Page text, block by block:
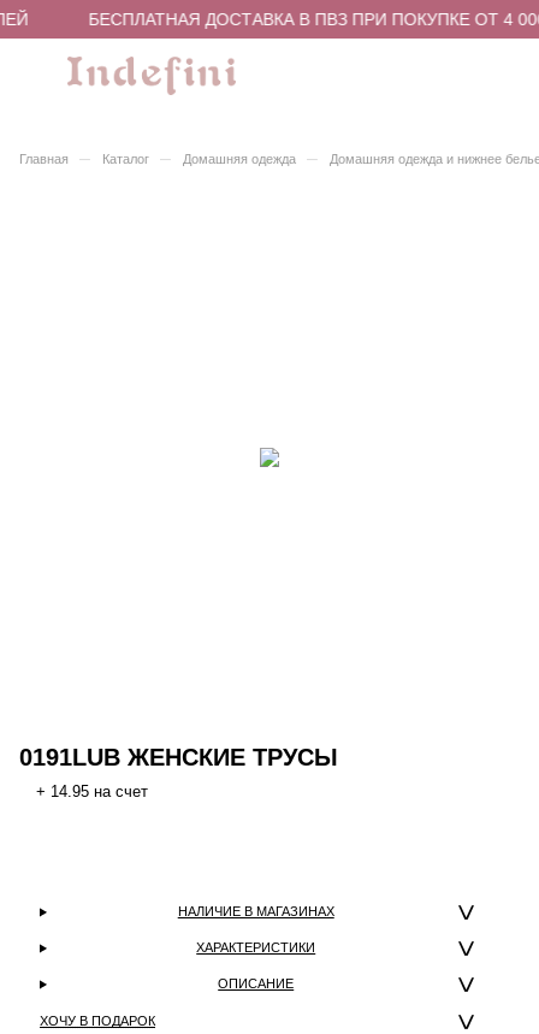
БЕСПЛАТНАЯ ДОСТАВКА В ПВЗ ПРИ ПОКУПКЕ ОТ 4
Главная – Каталог – Домашняя одежда – Домашняя одежда и нижнее
0191LUB ЖЕНСКИЕ ТРУСЫ
+ 14.95 на счет
НАЛИЧИЕ В МАГАЗИНАХ
ХАРАКТЕРИСТИКИ
ОПИСАНИЕ
ХОЧУ В ПОДАРОК